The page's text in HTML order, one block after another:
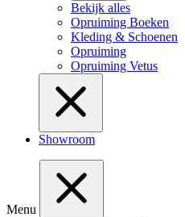
Bekijk alles
Opruiming Boeken
Kleding & Schoenen
Opruiming
Opruiming Vetus
Showroom
Menu